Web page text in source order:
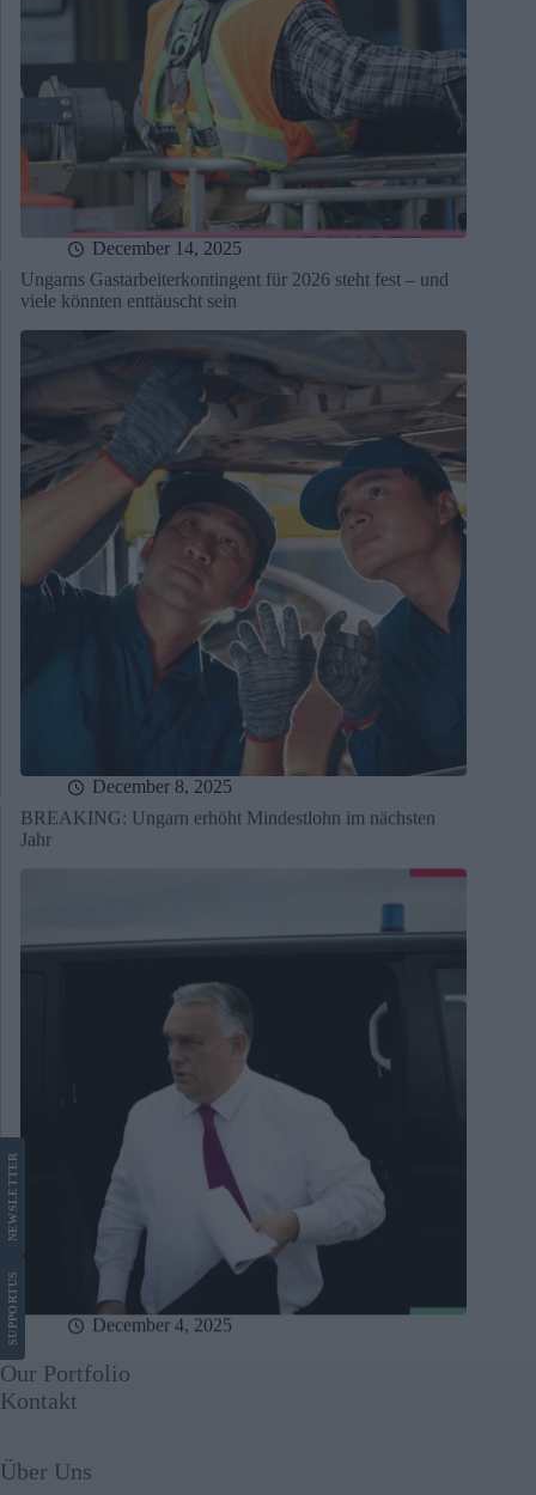
December 14, 2025
Ungarns Gastarbeiterkontingent für 2026 steht fest – und
viele könnten enttäuscht sein
December 8, 2025
BREAKING: Ungarn erhöht Mindestlohn im nächsten
Jahr
December 4, 2025
SUPPORT
US
NEWS
LETTER
Our Portfolio
Kontakt
Über Uns